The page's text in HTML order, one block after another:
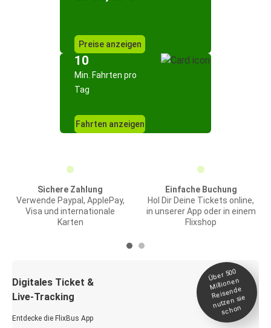
Preise anzeigen
10
Min. Fahrten pro
Tag
Fahrten anzeigen
Sichere Zahlung
Verwende Paypal, ApplePay,
Visa und internationale
Karten
Einfache Buchung
Hol Dir Deine Tickets online,
in unserer App oder in einem
Flixshop
Digitales Ticket &
Live-Tracking
Entdecke die FlixBus App
Über 500
Millionen
Reisende
nutzen sie
schon